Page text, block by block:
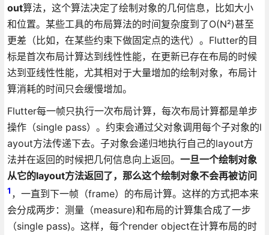
out算法，这个算法决定了绘制对象的几何信息，比如大小
和位置。某些工具的布局算法的时间复杂度到了O(N²)甚至
更差（比如，在某些约束下做固定点的迭代）。Flutter的目
标是首次布局计算达到线性性能，在更新已存在布局的时候
达到亚线性性能，尤其相对于大量增加的绘制对象，布局计
算消耗的时间只会缓慢增加。
Flutter每一帧只执行一次布局计算，每次布局计算都是单步
操作（single pass）。约束会通过父对象调用每个子对象的l
ayout方法传递下去。子对象会递归地执行自己的layout方
法并在返回的时候把几何信息向上返回。 一旦一个绘制对象
从它的layout方法返回了，那么这个绘制对象不会再被访问
1 ，一直到下一帧（frame）的布局计算。这样的方式把本来
会分成两步：测量（measure)和布局的计算集合成了一步
（single pass)。这样，每个render object在计算布局的时